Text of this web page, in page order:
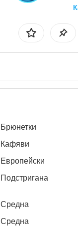
Брюнетки
Кафяви
Европейски
Подстригана
Среднa
Среднa